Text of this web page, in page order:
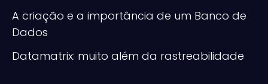
A criação e a importância de um Banco de
Dados
Datamatrix: muito além da rastreabilidade